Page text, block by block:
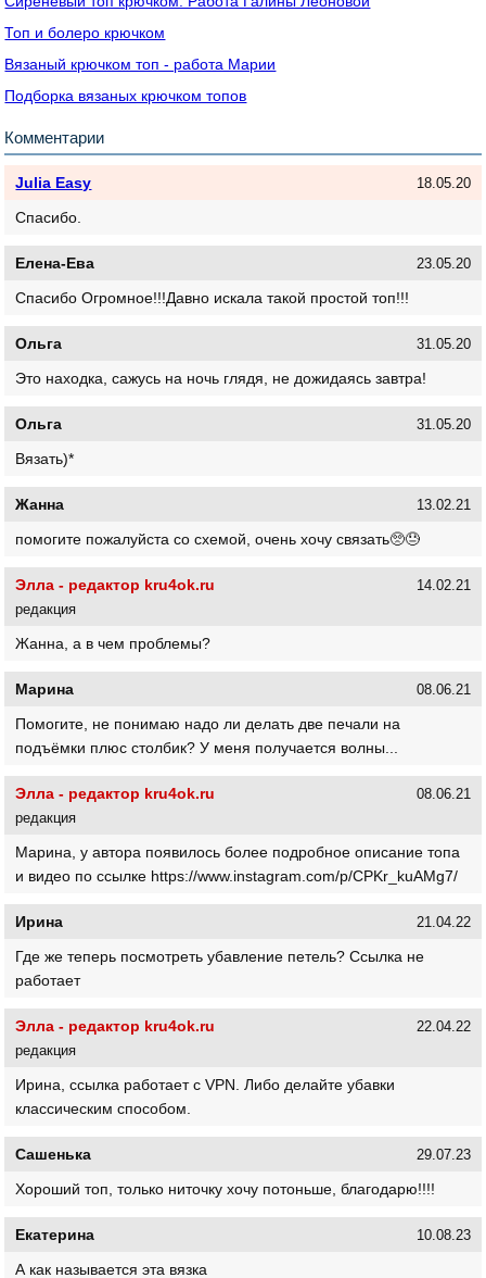
Топ и болеро крючком
Вязаный крючком топ - работа Марии
Подборка вязаных крючком топов
Комментарии
Julia Easy 18.05.20
Спасибо.
Елена-Ева 23.05.20
Спасибо Огромное!!!Давно искала такой простой топ!!!
Ольга 31.05.20
Это находка, сажусь на ночь глядя, не дожидаясь завтра!
Ольга 31.05.20
Вязать)*
Жанна 13.02.21
помогите пожалуйста со схемой, очень хочу связать🥺😓
Элла - редактор kru4ok.ru
редакция
14.02.21
Жанна, а в чем проблемы?
Марина 08.06.21
Помогите, не понимаю надо ли делать две печали на
подъёмки плюс столбик? У меня получается волны...
Элла - редактор kru4ok.ru
редакция
08.06.21
Марина, у автора появилось более подробное описание топа
и видео по ссылке https://www.instagram.com/p/CPKr_kuAMg7/
Ирина 21.04.22
Где же теперь посмотреть убавление петель? Ссылка не
работает
Элла - редактор kru4ok.ru
редакция
22.04.22
Ирина, ссылка работает с VPN. Либо делайте убавки
классическим способом.
Сашенька 29.07.23
Хороший топ, только ниточку хочу потоньше, благодарю!!!!
Екатерина 10.08.23
А как называется эта вязка